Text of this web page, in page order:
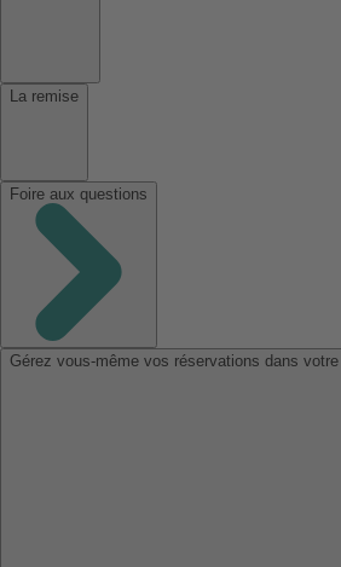
La remise
Foire aux questions
Gérez vous-même vos réservations dans votre